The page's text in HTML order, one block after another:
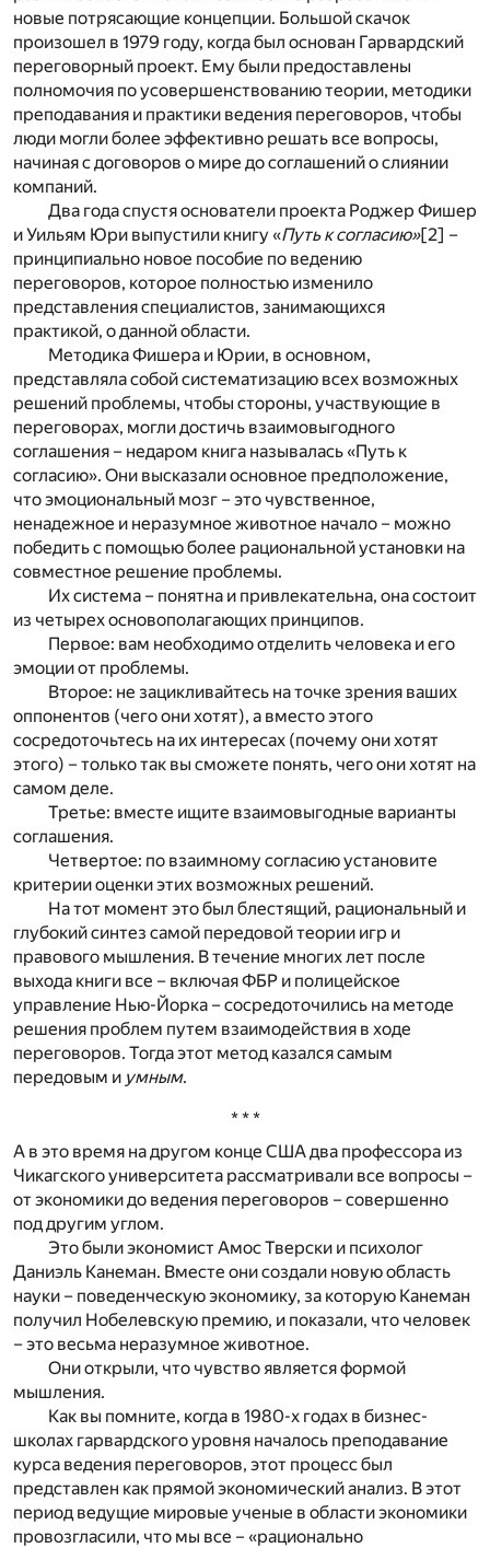
новые потрясающие концепции. Большой скачок
произошел в 1979 году, когда был основан Гарвардский
переговорный проект. Ему были предоставлены
полномочия по усовершенствованию теории, методики
преподавания и практики ведения переговоров, чтобы
люди могли более эффективно решать все вопросы,
начиная с договоров о мире до соглашений о слиянии
компаний.
Два года спустя основатели проекта Роджер Фишер
и Уильям Юри выпустили книгу «Путь к согласию»[2] –
принципиально новое пособие по ведению
переговоров, которое полностью изменило
представления специалистов, занимающихся
практикой, о данной области.
Методика Фишера и Юрии, в основном,
представляла собой систематизацию всех возможных
решений проблемы, чтобы стороны, участвующие в
переговорах, могли достичь взаимовыгодного
соглашения – недаром книга называлась «Путь к
согласию». Они высказали основное предположение,
что эмоциональный мозг – это чувственное,
ненадежное и неразумное животное начало – можно
победить с помощью более рациональной установки на
совместное решение проблемы.
Их система – понятна и привлекательна, она состоит
из четырех основополагающих принципов.
Первое: вам необходимо отделить человека и его
эмоции от проблемы.
Второе: не зацикливайтесь на точке зрения ваших
оппонентов (чего они хотят), а вместо этого
сосредоточьтесь на их интересах (почему они хотят
этого) – только так вы сможете понять, чего они хотят на
самом деле.
Третье: вместе ищите взаимовыгодные варианты
соглашения.
Четвертое: по взаимному согласию установите
критерии оценки этих возможных решений.
На тот момент это был блестящий, рациональный и
глубокий синтез самой передовой теории игр и
правового мышления. В течение многих лет после
выхода книги все – включая ФБР и полицейское
управление Нью-Йорка – сосредоточились на методе
решения проблем путем взаимодействия в ходе
переговоров. Тогда этот метод казался самым
передовым и умным.
* * *
А в это время на другом конце США два профессора из
Чикагского университета рассматривали все вопросы –
от экономики до ведения переговоров – совершенно
под другим углом.
Это были экономист Амос Тверски и психолог
Даниэль Канеман. Вместе они создали новую область
науки – поведенческую экономику, за которую Канеман
получил Нобелевскую премию, и показали, что человек
– это весьма неразумное животное.
Они открыли, что чувство является формой
мышления.
Как вы помните, когда в 1980-х годах в бизнес-
школах гарвардского уровня началось преподавание
курса ведения переговоров, этот процесс был
представлен как прямой экономический анализ. В этот
период ведущие мировые ученые в области экономики
провозгласили, что мы все – «рационально